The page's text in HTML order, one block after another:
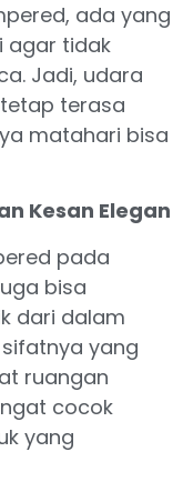
ada yang
agar tidak
Jadi, udara
terasa
matahari bisa
Kesan Elegan
pada
bisa
dari dalam
yang
ruangan
cocok
yang